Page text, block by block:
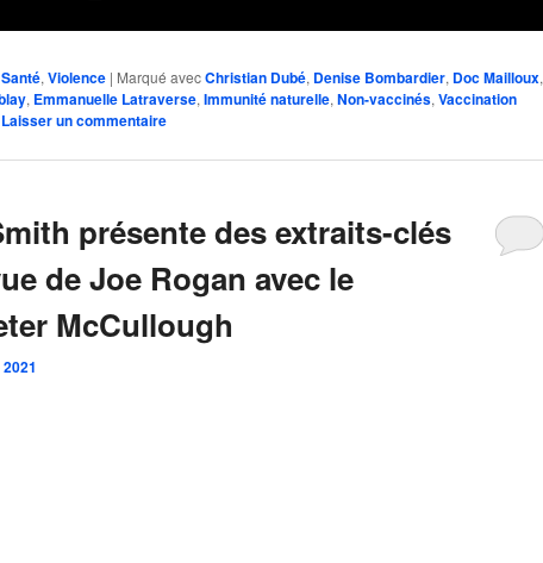
Santé, Violence | Marqué avecChristian Dubé, Denise Bombardier, Doc Mailloux,
, Emmanuelle Latraverse, Immunité naturelle, Non-vaccinés, Vaccination
Laisser un commentaire
présente des extraits-clés
de Joe Rogan avec le
McCullough